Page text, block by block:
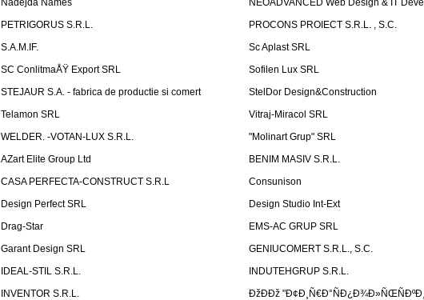
Nadejda Names
NEOADVANCED Web Design & IT
PETRIGORUS S.R.L.
PROCONS PROIECT S.R.L. , S.C.
S.A.M.IF.
Sc Aplast SRL
SC ConlitmaÅŸ Export SRL
Sofilen Lux SRL
STEJAUR S.A. - fabrica de productie si comert
StelDor Design&Construction
Telamon SRL
Vitraj-Miracol SRL
WELDER. -VOTAN-LUX S.R.L.
"Molinart Grup" SRL
AZart Elite Group Ltd
BENIM MASIV S.R.L.
CASA PERFECTA-CONSTRUCT S.R.L
Consunison
Design Perfect SRL
Design Studio Int-Ext
Drag-Star
EMS-AC GRUP SRL
Garant Design SRL
GENIUCOMERT S.R.L., S.C.
IDEAL-STIL S.R.L.
INDUTEHGRUP S.R.L.
INVENTOR S.R.L.
ÐžÐÐž